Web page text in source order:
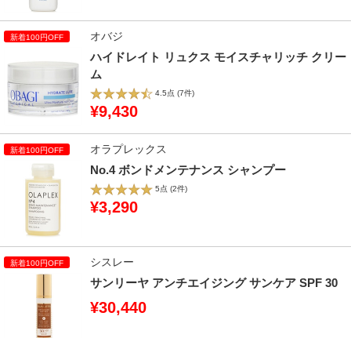
オバジ
ハイドレイト リュクス モイスチャリッチ クリー
ム
4.5点 (7件)
¥9,430
オラプレックス
No.4 ボンドメンテナンス シャンプー
5点 (2件)
¥3,290
シスレー
サンリーヤ アンチエイジング サンケア SPF 30
¥30,440